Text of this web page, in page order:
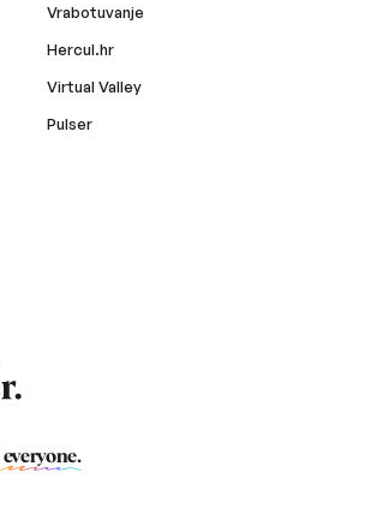
Vrabotuvanje
Hercul.hr
Virtual Valley
Pulser
everyone.